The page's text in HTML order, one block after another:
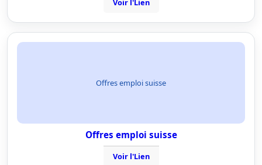
Voir l'Lien
Offres emploi suisse
Offres emploi suisse
Voir l'Lien